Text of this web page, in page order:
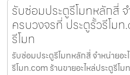
รับซ่อมประตูรีโมทหลักสี่ จ
ครบวงจรที่ ประตูรั้วรีโมท
รีโมท
รับซ่อมประตูรีโมทหลักสี่ จำหน่ายอ
รีโมท.com ร้านขายอะไหล่ประตูรี